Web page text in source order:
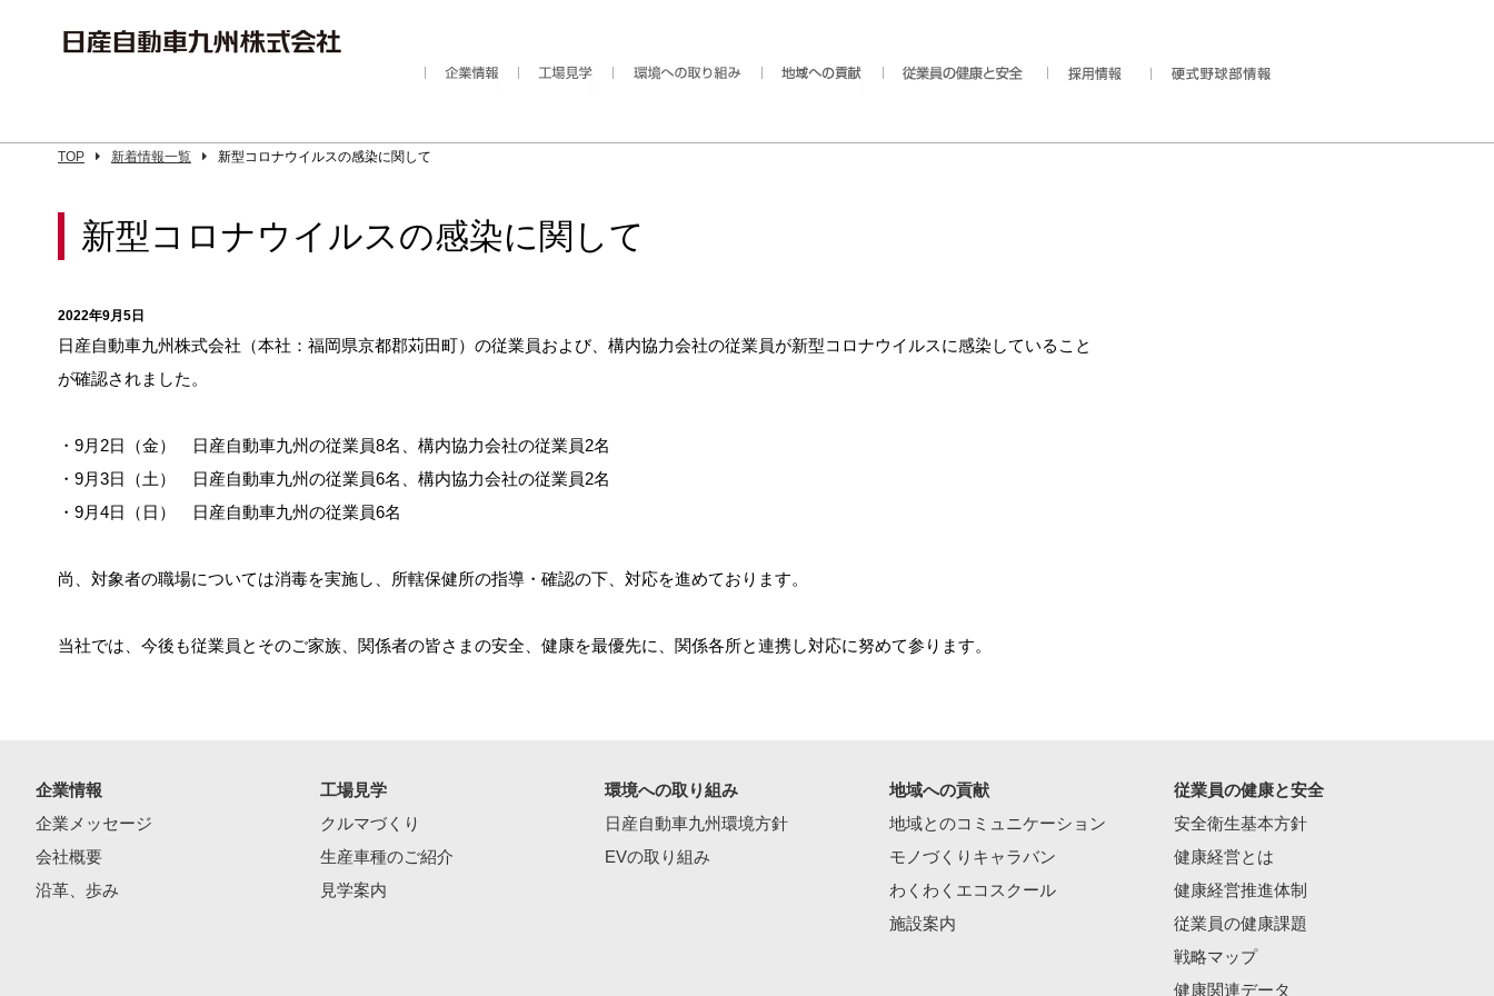
TOP 新着情報一覧 新型コロナウイルスの感染に関して
新型コロナウイルスの感染に関して
2022年9月5日
日産自動車九州株式会社（本社：福岡県京都郡苅田町）の従業員および、構内協力会社の従業員が新型コロナウイルスに感染していること
が確認されました。
・9月2日（金） 日産自動車九州の従業員8名、構内協力会社の従業員2名
・9月3日（土） 日産自動車九州の従業員6名、構内協力会社の従業員2名
・9月4日（日） 日産自動車九州の従業員6名
尚、対象者の職場については消毒を実施し、所轄保健所の指導・確認の下、対応を進めております。
当社では、今後も従業員とそのご家族、関係者の皆さまの安全、健康を最優先に、関係各所と連携し対応に努めて参ります。
企業情報
企業メッセージ
会社概要
沿革、歩み
工場見学
クルマづくり
生産車種のご紹介
見学案内
環境への取り組み
日産自動車九州環境方針
EVの取り組み
地域への貢献
地域とのコミュニケーション
モノづくりキャラバン
わくわくエコスクール
施設案内
従業員の健康と安全
安全衛生基本方針
健康経営とは
健康経営推進体制
従業員の健康課題
戦略マップ
健康関連データ